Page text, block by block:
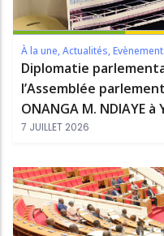
À la une,Actualités,
Diplomatie
l’Assemblée
ONANGA M. NDIAYE à
7 JUILLET 2026